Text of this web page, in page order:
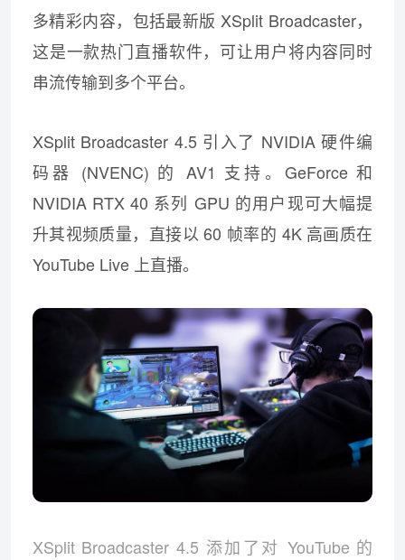
多精彩内容，包括最新版 XSplit Broadcaster，
这是一款热门直播软件，可让用户将内容同时
串流传输到多个平台。
XSplit Broadcaster 4.5 引入了 NVIDIA 硬件编
码器 (NVENC) 的 AV1 支持。GeForce 和
NVIDIA RTX 40 系列 GPU 的用户现可大幅提
升其视频质量，直接以 60 帧率的 4K 高画质在
YouTube Live 上直播。
XSplit Broadcaster 4.5 添加了对 YouTube 的